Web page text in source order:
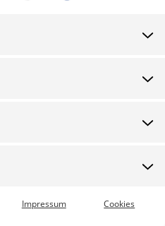
Expressversand möglich
Impressum Cookies